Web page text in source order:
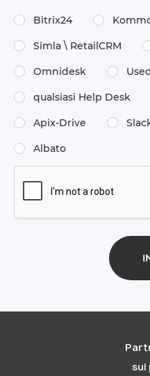
Bitrix24
Simla \​ RetailCRM
Omnidesk
qualsiasi Help Desk
Apix-Drive
Albato
sui